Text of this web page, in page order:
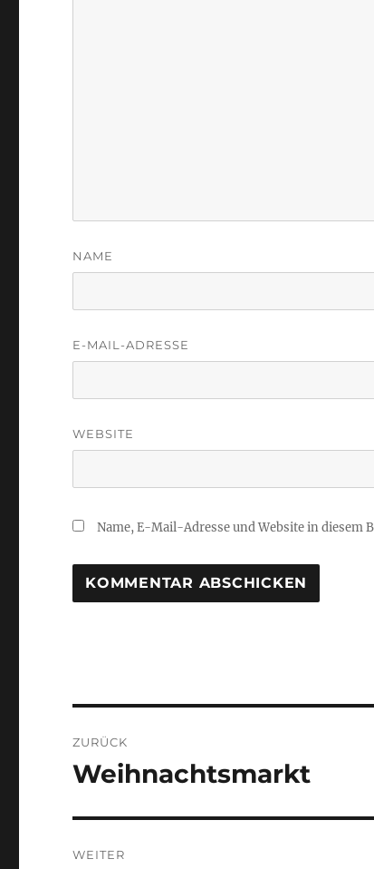
NAME
E-MAIL-ADRESSE
WEBSITE
Name, E-Mail-Adresse und Website in diesem
ZURÜCK
Vorheriger
Weihnachtsmarkt
WEITER